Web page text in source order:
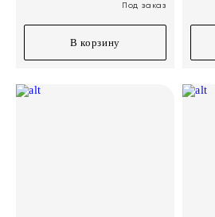
Под заказ
В корзину